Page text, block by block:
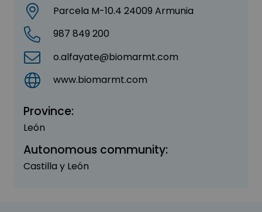
Parcela M-10.4 24009 Armunia
987 849 200
o.alfayate@biomarmt.com
www.biomarmt.com
Province:
León
Autonomous community:
Castilla y León